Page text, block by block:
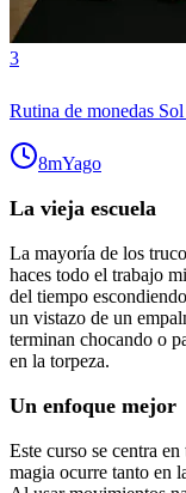
3
Rutina de monedas
8mYago
La vieja escuela
La mayoría de los
haces todo el trabajo
del tiempo
un vistazo de un
terminan chocando o
en la torpeza.
Un enfoque mejor
Este curso se centra
magia ocurre tanto en